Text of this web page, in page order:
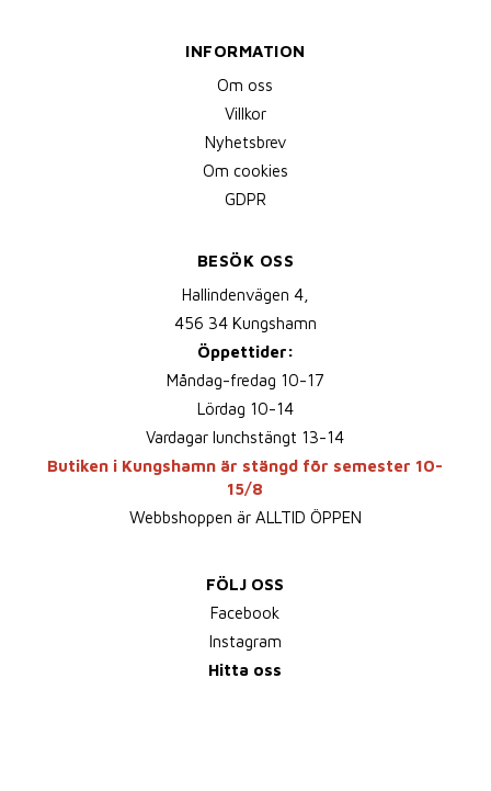
INFORMATION
Om oss
Villkor
Nyhetsbrev
Om cookies
GDPR
BESÖK OSS
Hallindenvägen 4,
456 34 Kungshamn
Öppettider:
Måndag-fredag 10-17
Lördag 10-14
Vardagar lunchstängt 13-14
Butiken i Kungshamn är stängd för semester 10-
15/8
Webbshoppen är ALLTID ÖPPEN
FÖLJ OSS
Facebook
Instagram
Hitta oss